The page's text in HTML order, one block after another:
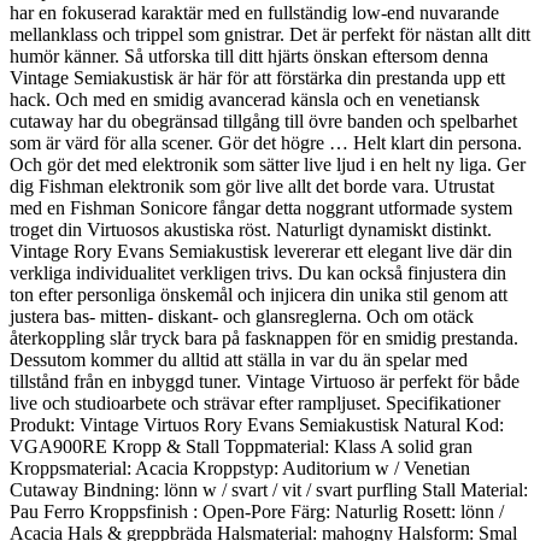
har en fokuserad karaktär med en fullständig low-end nuvarande
mellanklass och trippel som gnistrar. Det är perfekt för nästan allt ditt
humör känner. Så utforska till ditt hjärts önskan eftersom denna
Vintage Semiakustisk är här för att förstärka din prestanda upp ett
hack. Och med en smidig avancerad känsla och en venetiansk
cutaway har du obegränsad tillgång till övre banden och spelbarhet
som är värd för alla scener. Gör det högre … Helt klart din persona.
Och gör det med elektronik som sätter live ljud i en helt ny liga. Ger
dig Fishman elektronik som gör live allt det borde vara. Utrustat
med en Fishman Sonicore fångar detta noggrant utformade system
troget din Virtuosos akustiska röst. Naturligt dynamiskt distinkt.
Vintage Rory Evans Semiakustisk levererar ett elegant live där din
verkliga individualitet verkligen trivs. Du kan också finjustera din
ton efter personliga önskemål och injicera din unika stil genom att
justera bas- mitten- diskant- och glansreglerna. Och om otäck
återkoppling slår tryck bara på fasknappen för en smidig prestanda.
Dessutom kommer du alltid att ställa in var du än spelar med
tillstånd från en inbyggd tuner. Vintage Virtuoso är perfekt för både
live och studioarbete och strävar efter rampljuset. Specifikationer
Produkt: Vintage Virtuos Rory Evans Semiakustisk Natural Kod:
VGA900RE Kropp & Stall Toppmaterial: Klass A solid gran
Kroppsmaterial: Acacia Kroppstyp: Auditorium w / Venetian
Cutaway Bindning: lönn w / svart / vit / svart purfling Stall Material:
Pau Ferro Kroppsfinish : Open-Pore Färg: Naturlig Rosett: lönn /
Acacia Hals & greppbräda Halsmaterial: mahogny Halsform: Smal